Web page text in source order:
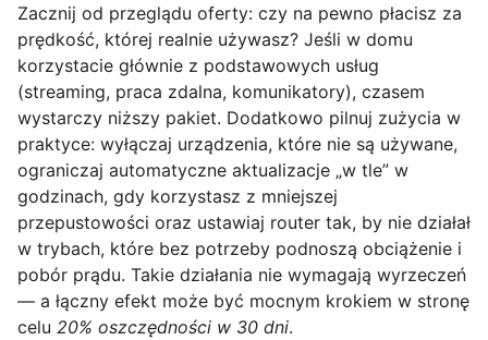
Zacznij od przeglądu oferty: czy na pewno płacisz za
prędkość, której realnie używasz? Jeśli w domu
korzystacie głównie z podstawowych usług
(streaming, praca zdalna, komunikatory), czasem
wystarczy niższy pakiet. Dodatkowo pilnuj zużycia w
praktyce: wyłączaj urządzenia, które nie są używane,
ograniczaj automatyczne aktualizacje „w tle” w
godzinach, gdy korzystasz z mniejszej
przepustowości oraz ustawiaj router tak, by nie działał
w trybach, które bez potrzeby podnoszą obciążenie i
pobór prądu. Takie działania nie wymagają wyrzeczeń
— a łączny efekt może być mocnym krokiem w stronę
celu 20% oszczędności w 30 dni.